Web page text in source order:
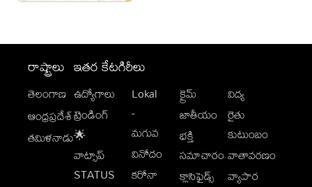
రాష్ట్రాలు
తెలంగాణ
ఆంధ్రప్రదేశ్
తమిళనాడు
ఇతర కేటగిరీలు
ఉద్యోగాలు
ట్రెండింగ్
🌟
వాట్సాప్
STATUS
Lokal
-
మగువ
వినోదం
కరోనా
క్రైమ్
జాతీయం
భక్తి
సమాచారం
క్లాసిఫైడ్స్
విద్య
రైతు
కుటుంబం
వాతావరణం
వ్యాపార